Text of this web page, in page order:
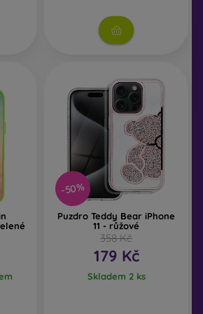
-50%
Puzdro Teddy Bear iPhone
11 - růžové
358 Kč
179 Kč
Skladem 2 ks